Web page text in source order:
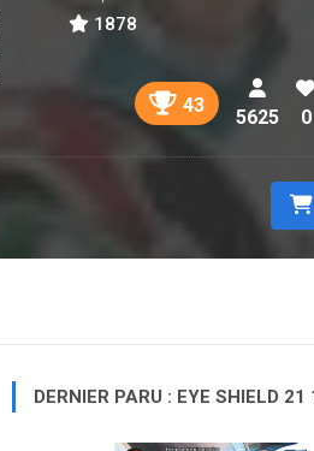
1878
43
5625 0
DERNIER PARU : EYE SHIELD 21